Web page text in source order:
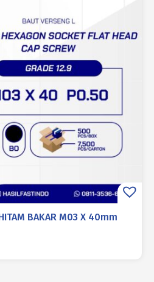
BAKAR M03 X 40mm